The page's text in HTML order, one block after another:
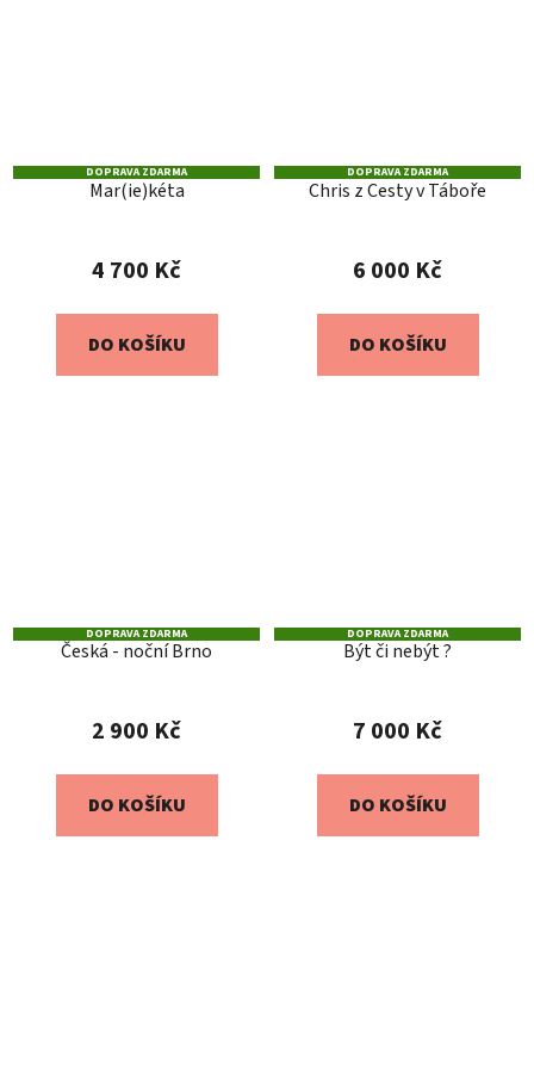
DOPRAVA ZDARMA
Mar(ie)kéta
4 700 Kč
DO KOŠÍKU
DOPRAVA ZDARMA
Chris z Cesty v Táboře
6 000 Kč
DO KOŠÍKU
DOPRAVA ZDARMA
Česká - noční Brno
2 900 Kč
DO KOŠÍKU
DOPRAVA ZDARMA
Být či nebýt ?
7 000 Kč
DO KOŠÍKU